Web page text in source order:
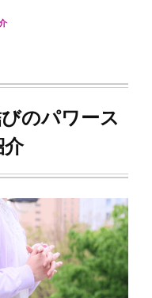
びのパワース